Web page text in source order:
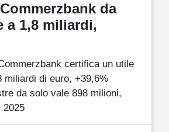
da
a 1,8 miliardi,
certifica un utile
miliardi di euro, +39,6%
da solo vale 898 milioni,
2025